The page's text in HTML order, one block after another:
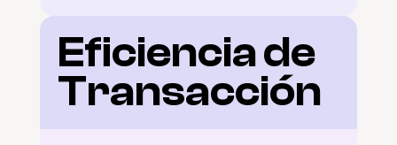
Eficiencia de
Transacción